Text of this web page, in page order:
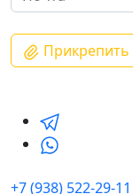
+7 (938) 522-29-11